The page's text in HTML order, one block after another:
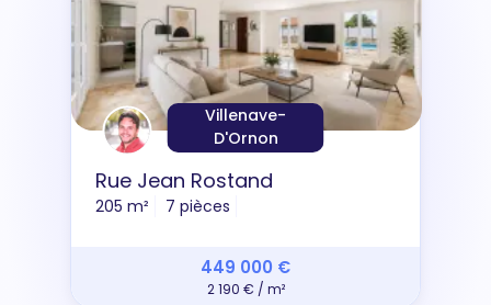
Villenave-
D'Ornon
Rue Jean Rostand
205 m² 7 pièces
449 000 €
2 190 € / m²